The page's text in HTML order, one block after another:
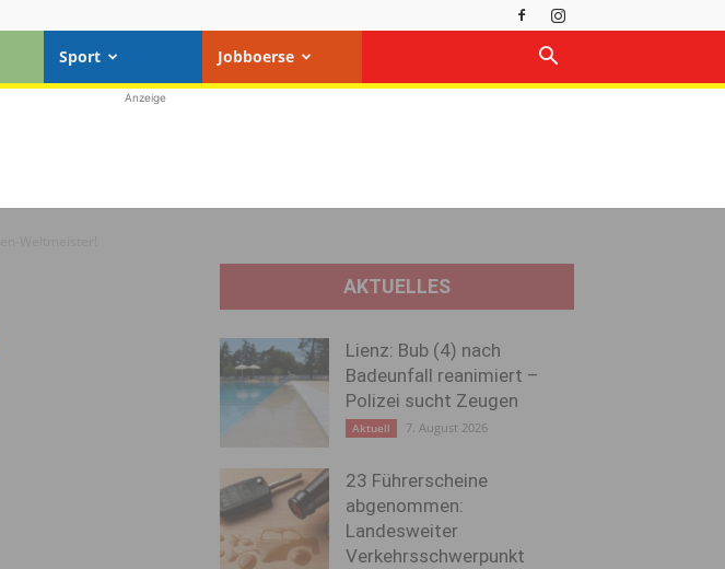
Sport Jobboerse
Anzeige
AKTUELLES
Lienz: Bub (4) nach
Badeunfall reanimiert –
Polizei sucht Zeugen
Aktuell 7. August 2026
23 Führerscheine
abgenommen:
Landesweiter
Verkehrsschwerpunkt